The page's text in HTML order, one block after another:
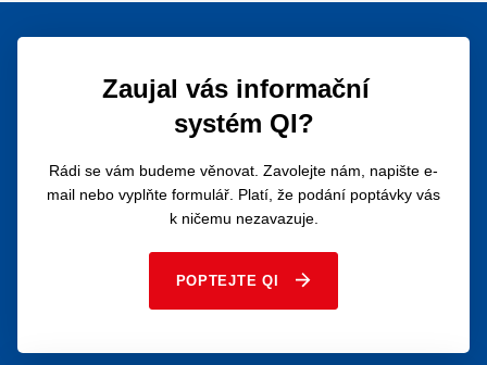
Zaujal vás informační
systém QI?
Rádi se vám budeme věnovat. Zavolejte nám, napište e-
mail nebo vyplňte formulář. Platí, že podání poptávky vás
k ničemu nezavazuje.
POPTEJTE QI